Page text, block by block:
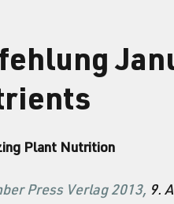
Plant Nutrition
Press Verlag 2013, 9.